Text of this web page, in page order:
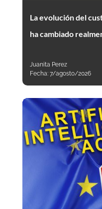
La evolución del
ha cambiado
Juanita Perez
Fecha: 7/agosto/2026